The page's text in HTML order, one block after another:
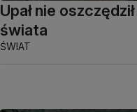
Upał nie
świata
ŚWIAT